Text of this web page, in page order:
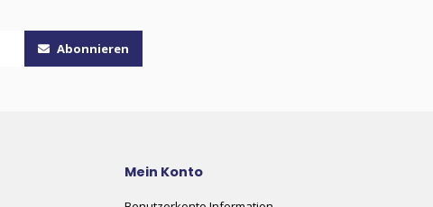
Abonnieren
Mein Konto